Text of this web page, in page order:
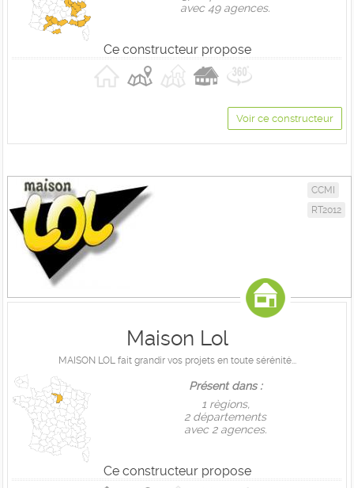
avec 49 agences.
Ce constructeur propose
Voir ce constructeur
CCMI
RT2012
Maison Lol
MAISON LOL fait grandir vos projets en toute sérénité...
Présent dans :
1 règions,
2 départements
avec 2 agences.
Ce constructeur propose